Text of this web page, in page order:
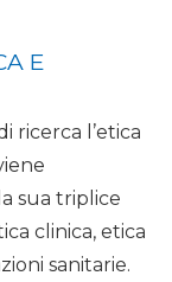
E
ricerca l’etica
sua triplice
clinica, etica
sanitarie.